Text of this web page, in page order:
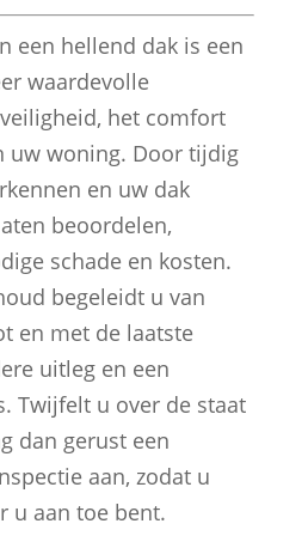
een hellend dak is een
waardevolle
het comfort
uw woning. Door tijdig
en uw dak
beoordelen,
schade en kosten.
begeleidt u van
en met de laatste
uitleg en een
Twijfelt u over de staat
dan gerust een
aan, zodat u
u aan toe bent.